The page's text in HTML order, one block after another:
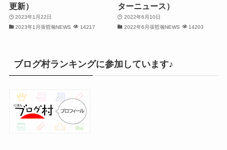
(31)
更新）
2023年1月22日
2023年1月張哲瀚NEWS
14217
ターニュース）
2022年6月10日
2022年6月張哲瀚NEWS
14203
ブログ村ランキングに参加しています♪